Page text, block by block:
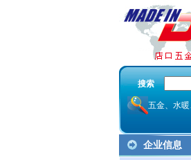
搜索
五金、水暖
企业信息